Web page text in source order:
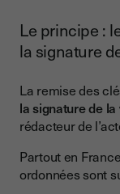
Le principe :
la signature
La remise des
la signature de
rédacteur de
Partout en
ordonnées sont